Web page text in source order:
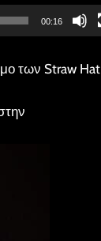
00:16
των Straw Hat